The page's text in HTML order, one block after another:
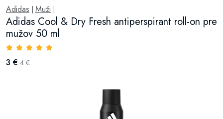
Adidas Muži
Adidas Cool & Dry Fresh antiperspirant roll-on pre
mužov 50 ml
3 € 4 €